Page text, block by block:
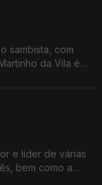
sambista, com
da Vila é
e líder de várias
bem como a